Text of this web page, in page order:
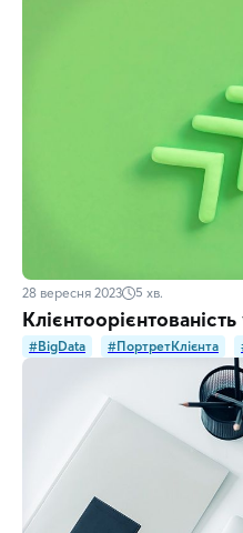
28 вересня 2023 5 хв.
#BigData #ПортретКлієнта